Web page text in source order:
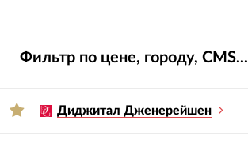
Фильтр по цене, городу, CMS...
Диджитал Дженерейшен